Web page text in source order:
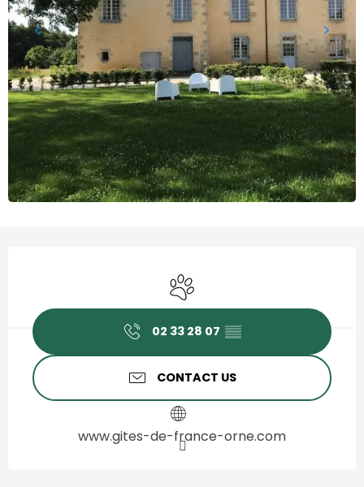
Animals accepted
02 33 28 07 ▒▒
CONTACT US
www.gites-de-france-orne.com